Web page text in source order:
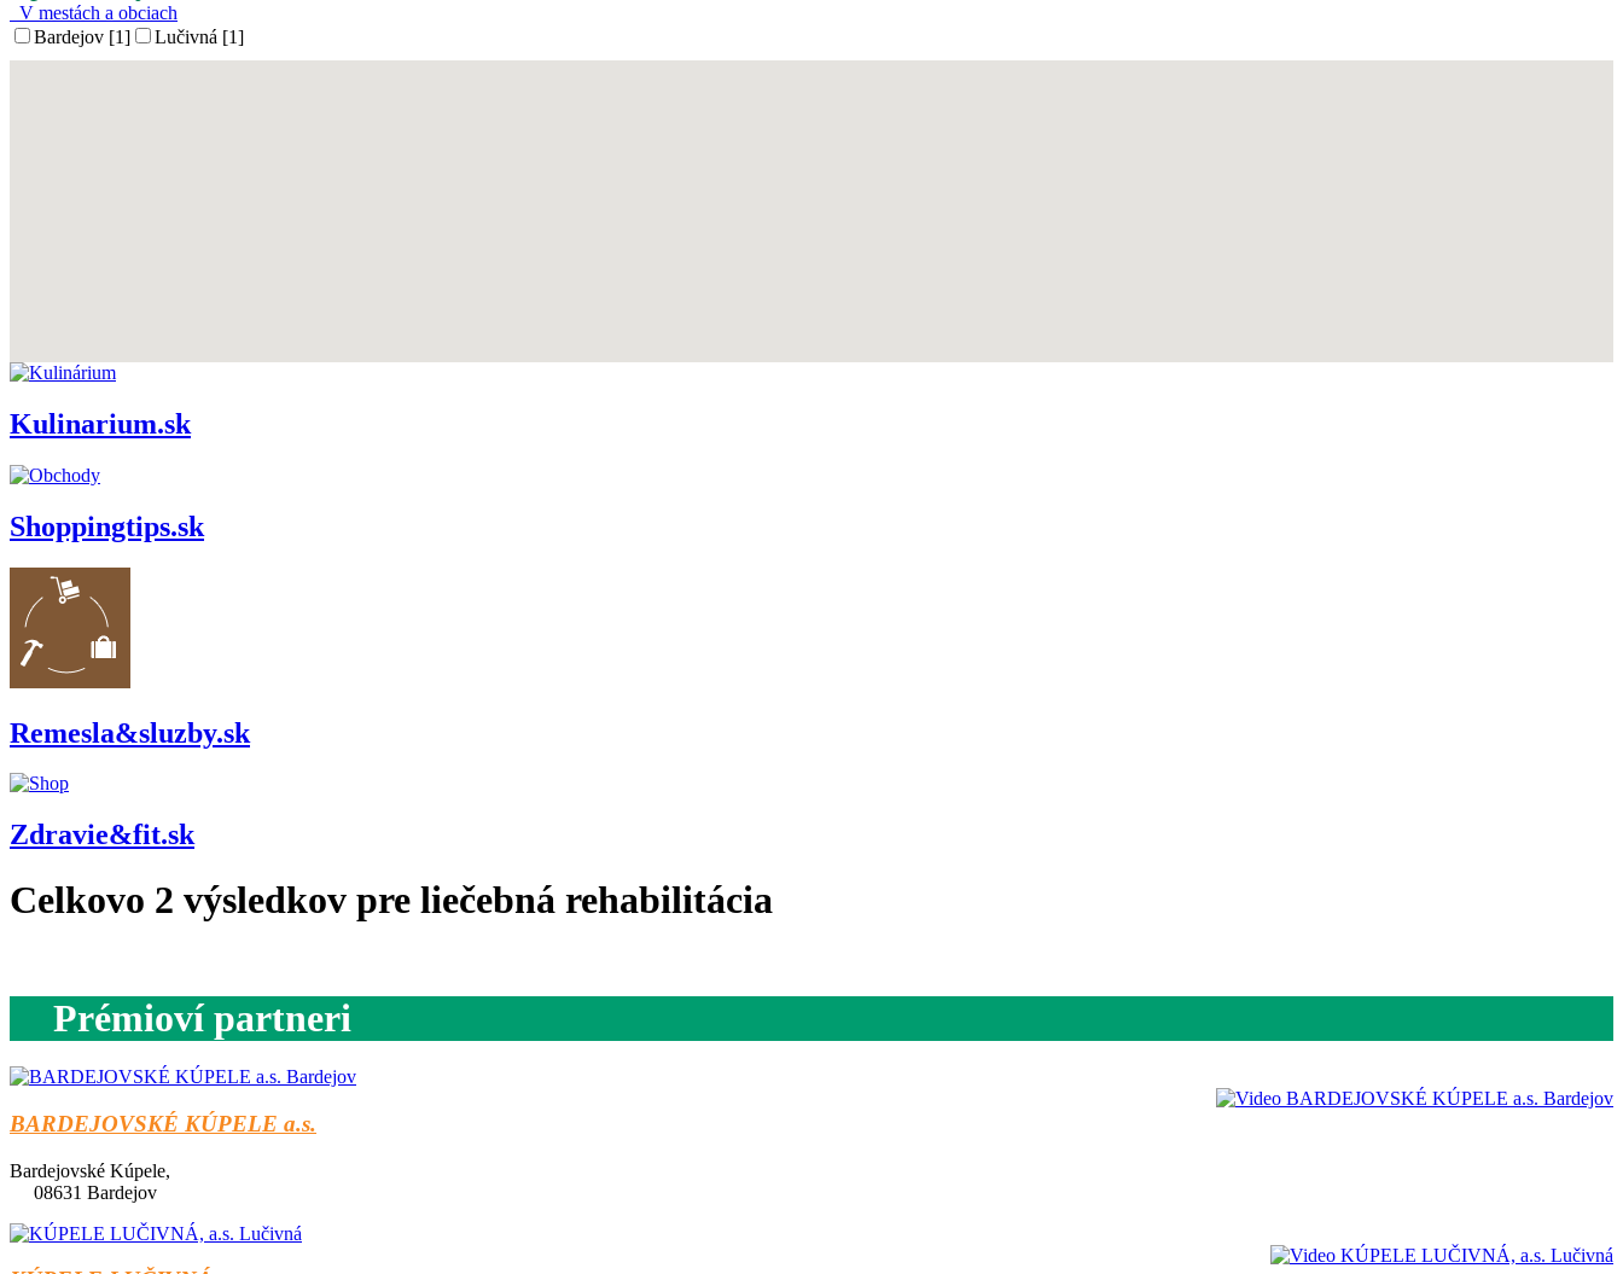
V mestách a obciach
Bardejov [1]
Lučivná [1]
Kulinarium.sk
Shoppingtips.sk
Remesla&sluzby.sk
Zdravie&fit.sk
Celkovo 2 výsledkov pre liečebná rehabilitácia
Prémioví partneri
BARDEJOVSKÉ KÚPELE a.s.
Bardejovské Kúpele,
08631 Bardejov